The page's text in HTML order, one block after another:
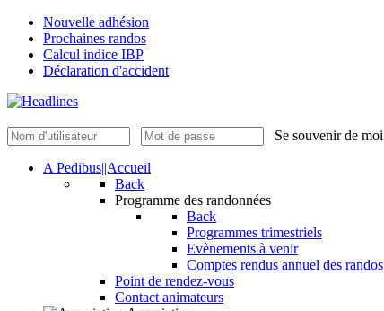
Nouvelle adhésion
Prochaines randos
Calcul indice IBP
Déclaration d'accident
Se souvenir de moi
A Pedibus||Accueil
Back
Programme des randonnées
Back
Programmes trimestriels
Evènements à venir
Comptes rendus annuel des randos
Point de rendez-vous
Contact animateurs